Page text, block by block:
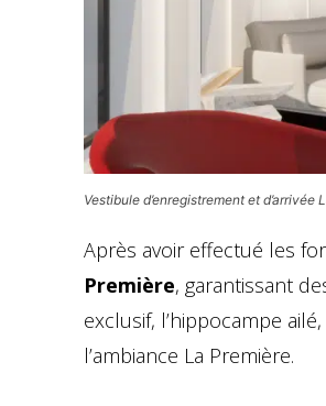
Vestibule d’enregistrement et
Après avoir effectué les
Première, garantissant
exclusif, l’hippocampe
l’ambiance La Première.